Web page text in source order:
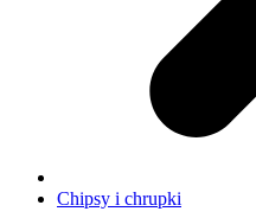
Chipsy i chrupki